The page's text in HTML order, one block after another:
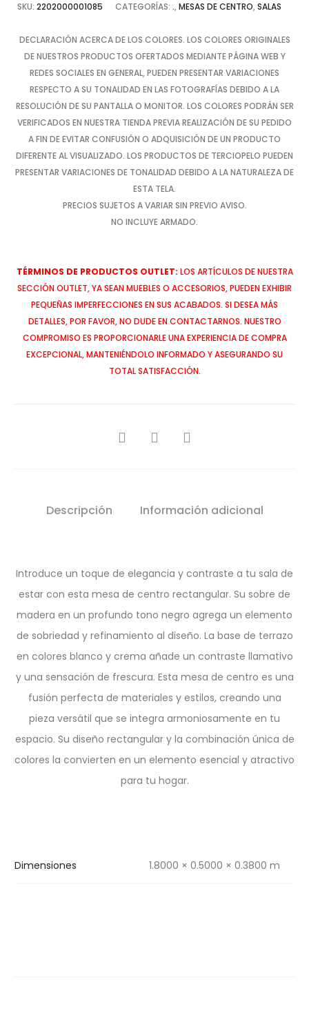
SKU: 2202000001085 CATEGORÍAS: ., MESAS DE CENTRO, SALAS
DECLARACIÓN ACERCA DE LOS COLORES. LOS COLORES ORIGINALES
DE NUESTROS PRODUCTOS OFERTADOS MEDIANTE PÁGINA WEB Y
REDES SOCIALES EN GENERAL, PUEDEN PRESENTAR VARIACIONES
RESPECTO A SU TONALIDAD EN LAS FOTOGRAFÍAS DEBIDO A LA
RESOLUCIÓN DE SU PANTALLA O MONITOR. LOS COLORES PODRÁN SER
VERIFICADOS EN NUESTRA TIENDA PREVIA REALIZACIÓN DE SU PEDIDO
A FIN DE EVITAR CONFUSIÓN O ADQUISICIÓN DE UN PRODUCTO
DIFERENTE AL VISUALIZADO. LOS PRODUCTOS DE TERCIOPELO PUEDEN
PRESENTAR VARIACIONES DE TONALIDAD DEBIDO A LA NATURALEZA DE
ESTA TELA.
PRECIOS SUJETOS A VARIAR SIN PREVIO AVISO.
NO INCLUYE ARMADO.
TÉRMINOS DE PRODUCTOS OUTLET: LOS ARTÍCULOS DE NUESTRA
SECCIÓN OUTLET, YA SEAN MUEBLES O ACCESORIOS, PUEDEN EXHIBIR
PEQUEÑAS IMPERFECCIONES EN SUS ACABADOS. SI DESEA MÁS
DETALLES, POR FAVOR, NO DUDE EN CONTACTARNOS. NUESTRO
COMPROMISO ES PROPORCIONARLE UNA EXPERIENCIA DE COMPRA
EXCEPCIONAL, MANTENIÉNDOLO INFORMADO Y ASEGURANDO SU
TOTAL SATISFACCIÓN.
SHARE
Descripción Información adicional
Introduce un toque de elegancia y contraste a tu sala de
estar con esta mesa de centro rectangular. Su sobre de
madera en un profundo tono negro agrega un elemento
de sobriedad y refinamiento al diseño. La base de terrazo
en colores blanco y crema añade un contraste llamativo
y una sensación de frescura. Esta mesa de centro es una
fusión perfecta de materiales y estilos, creando una
pieza versátil que se integra armoniosamente en tu
espacio. Su diseño rectangular y la combinación única de
colores la convierten en un elemento esencial y atractivo
para tu hogar.
Dimensiones 1.8000 × 0.5000 × 0.3800 m